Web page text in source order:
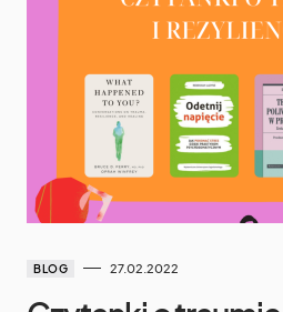
BLOG 27.02.2022